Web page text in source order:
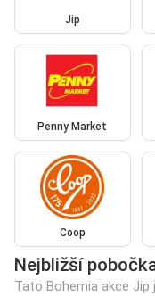
Jip
Penny Market
Coop
Nejbližší
Tato Bohemia akce Jip